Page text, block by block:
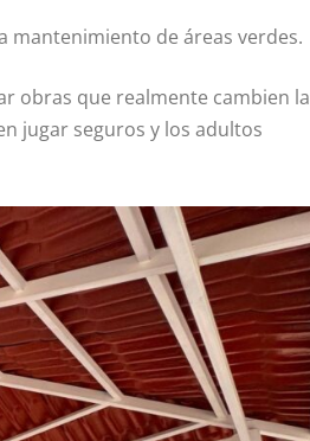
mantenimiento de áreas verdes.
obras que realmente cambien la
jugar seguros y los adultos